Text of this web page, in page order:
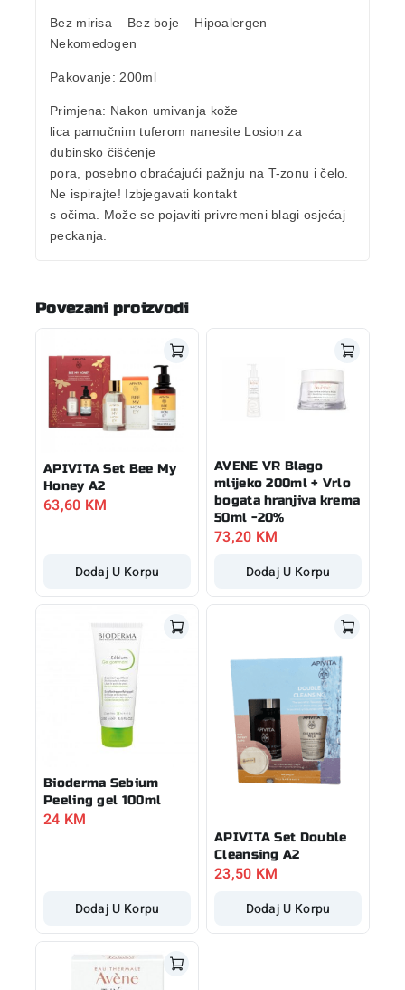
Bez mirisa – Bez boje – Hipoalergen –
Nekomedogen
Pakovanje: 200ml
Primjena: Nakon umivanja kože
lica pamučnim tuferom nanesite Losion za
dubinsko čišćenje
pora, posebno obraćajući pažnju na T-zonu i čelo.
Ne ispirajte! Izbjegavati kontakt
s očima. Može se pojaviti privremeni blagi osjećaj
peckanja.
Povezani proizvodi
APIVITA Set Bee My
Honey A2
63,60 KM
Dodaj U Korpu
AVENE VR Blago
mlijeko 200ml + Vrlo
bogata hranjiva krema
50ml -20%
73,20 KM
Dodaj U Korpu
Bioderma Sebium
Peeling gel 100ml
24 KM
Dodaj U Korpu
APIVITA Set Double
Cleansing A2
23,50 KM
Dodaj U Korpu